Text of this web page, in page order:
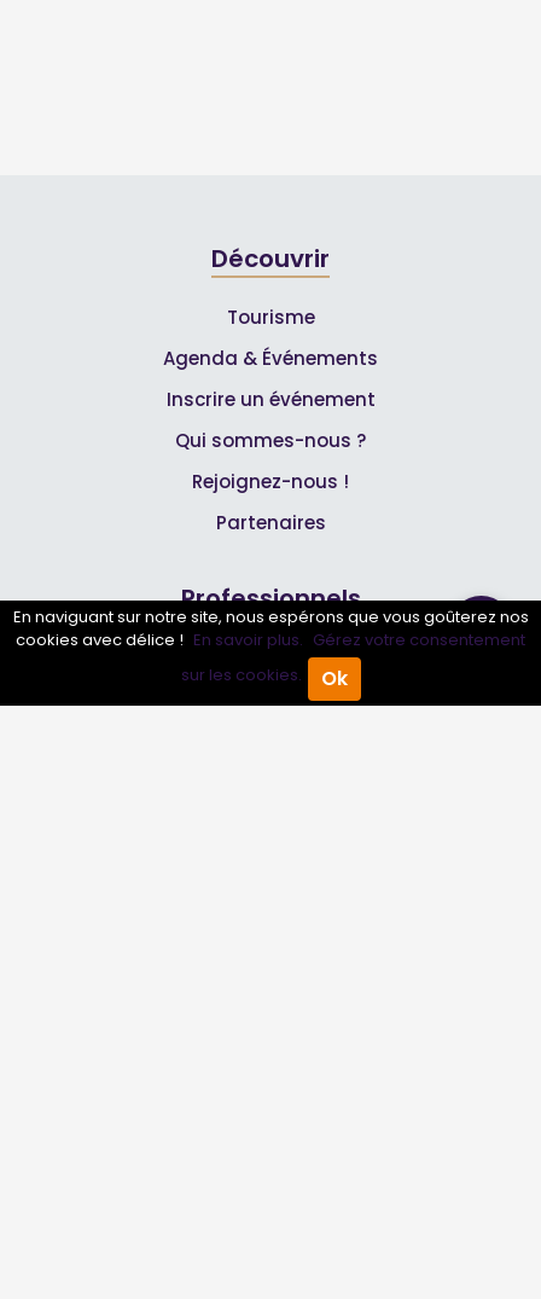
Annuaire Pro Agenda
Découvrir
Tourisme
Agenda & Événements
Inscrire un événement
Qui sommes-nous ?
Rejoignez-nous !
Partenaires
Professionnels
Annuaire pro
Inscrire mon entreprise
En naviguant sur notre site, nous espérons que vous goûterez nos
cookies avec délice ! En savoir plus. Gérez votre consentement
sur les cookies.
Ok